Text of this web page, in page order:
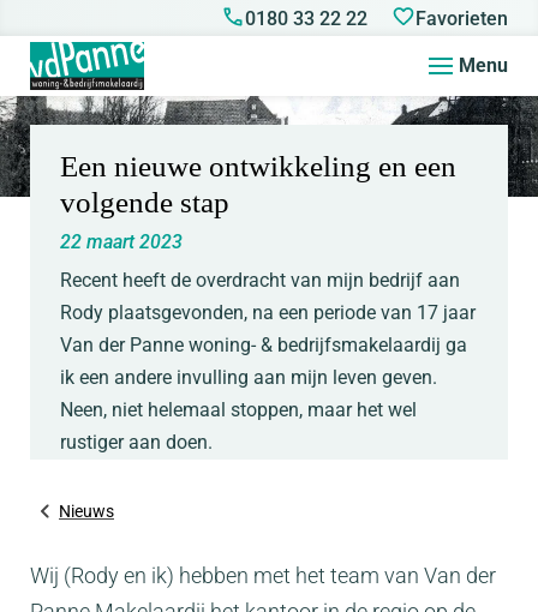
0180 33 22 22 Favorieten
Menu
Een nieuwe ontwikkeling en een
volgende stap
22 maart 2023
Recent heeft de overdracht van mijn bedrijf aan
Rody plaatsgevonden, na een periode van 17 jaar
Van der Panne woning- & bedrijfsmakelaardij ga
ik een andere invulling aan mijn leven geven.
Neen, niet helemaal stoppen, maar het wel
rustiger aan doen.
Nieuws
Wij (Rody en ik) hebben met het team van Van der